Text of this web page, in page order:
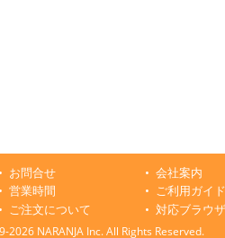
お問合せ 会社案内
営業時間
ご利用ガイド
ご注文について
対応ブラウザ
2026 NARANJA Inc. All Rights Reserved.